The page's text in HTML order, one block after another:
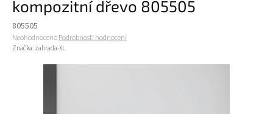
kompozitní dřevo 805505
805505
Průměrné hodnocení produktu je 0,0 z 5 hvězdiček.
NeohodnocenoPodrobnosti hodnocení
Značka: zahrada-XL